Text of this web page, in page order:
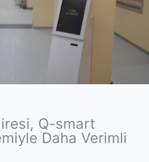
Q-smart
Daha Verimli